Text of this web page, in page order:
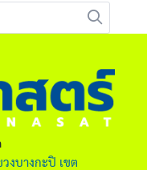
งบางกะปิ เขต